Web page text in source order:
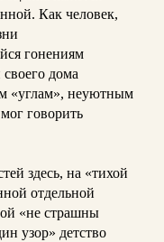
Как человек,
гонениям
дома
«углам», неуютным
говорить
здесь, на «тихой
отдельной
«не страшны
узор» детство